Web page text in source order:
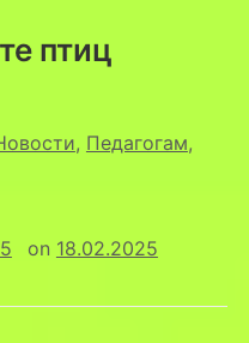
птиц
, Педагогам,
on 18.02.2025